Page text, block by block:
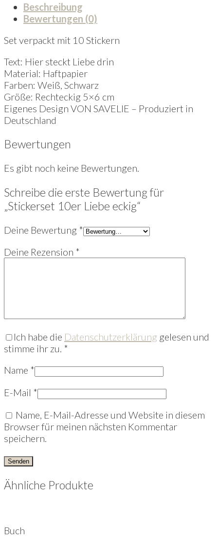
Beschreibung
Bewertungen (0)
Set verpackt mit 10 Stickern
Text: Hier steckt Liebe drin
Material: Haftpapier
Farben: Weiß, Schwarz
Größe: Rechteckig 5×6 cm
Eigenes Design VON SAVELIE – Produziert in
Deutschland
Bewertungen
Es gibt noch keine Bewertungen.
Schreibe die erste Bewertung für
„Stickerset 10er Liebe eckig“
Deine Bewertung *
Deine Rezension *
Ich habe die Datenschutzerklärung gelesen und
stimme ihr zu. *
Name *
E-Mail *
Name, E-Mail-Adresse und Website in diesem
Browser für meinen nächsten Kommentar
speichern.
Ähnliche Produkte
Buch